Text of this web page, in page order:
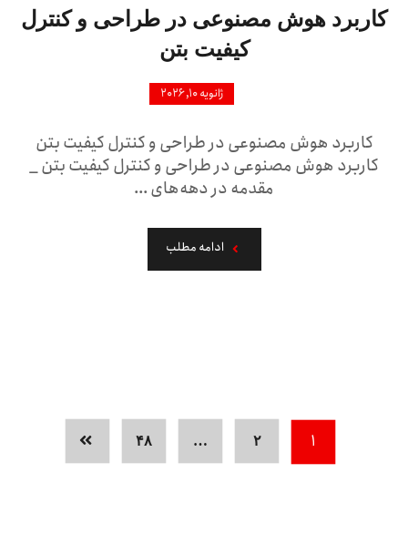
کاربرد هوش مصنوعی در طراحی و کنترل
کیفیت بتن
ژانویه ۱۰, ۲۰۲۶
کاربرد هوش مصنوعی در طراحی و کنترل کیفیت بتن
کاربرد هوش مصنوعی در طراحی و کنترل کیفیت بتن _
مقدمه در دهه‌های ...
ادامه مطلب
۱ ۲ … ۴۸